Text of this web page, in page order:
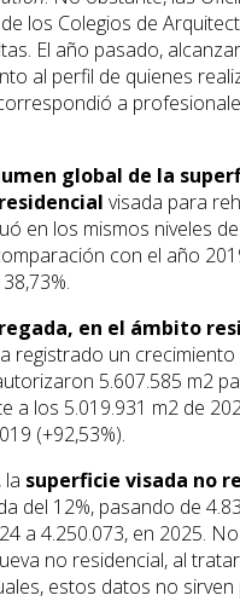
los Colegios de
El año pasado,
al perfil de quienes
a
global de la
visada para
en los mismos niveles
con el año
en el ámbito
registrado un crecimiento
5.607.585 m2
a los 5.019.931 m2 de
(+92,53%).
la superficie visada no
del 12%, pasando de
a 4.250.073, en 2025.
no residencial, al
estos datos no